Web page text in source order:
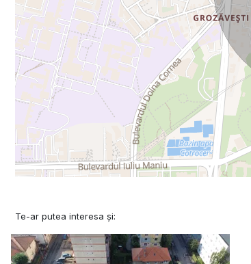
Te-ar putea interesa și: